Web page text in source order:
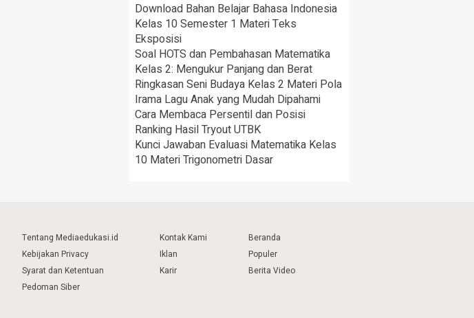
Download Bahan Belajar Bahasa Indonesia
Kelas 10 Semester 1 Materi Teks
Eksposisi
Soal HOTS dan Pembahasan Matematika
Kelas 2: Mengukur Panjang dan Berat
Ringkasan Seni Budaya Kelas 2 Materi Pola
Irama Lagu Anak yang Mudah Dipahami
Cara Membaca Persentil dan Posisi
Ranking Hasil Tryout UTBK
Kunci Jawaban Evaluasi Matematika Kelas
10 Materi Trigonometri Dasar
Tentang Mediaedukasi.id
Kebijakan Privacy
Syarat dan Ketentuan
Pedoman Siber
Kontak Kami
Iklan
Karir
Beranda
Populer
Berita Video